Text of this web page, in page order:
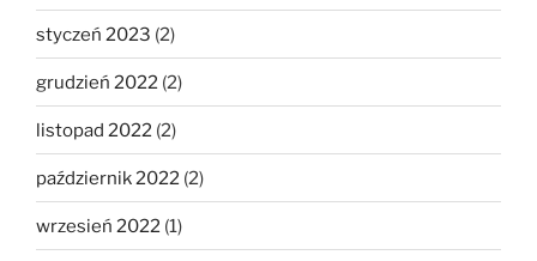
styczeń 2023 (2)
grudzień 2022 (2)
listopad 2022 (2)
październik 2022 (2)
wrzesień 2022 (1)